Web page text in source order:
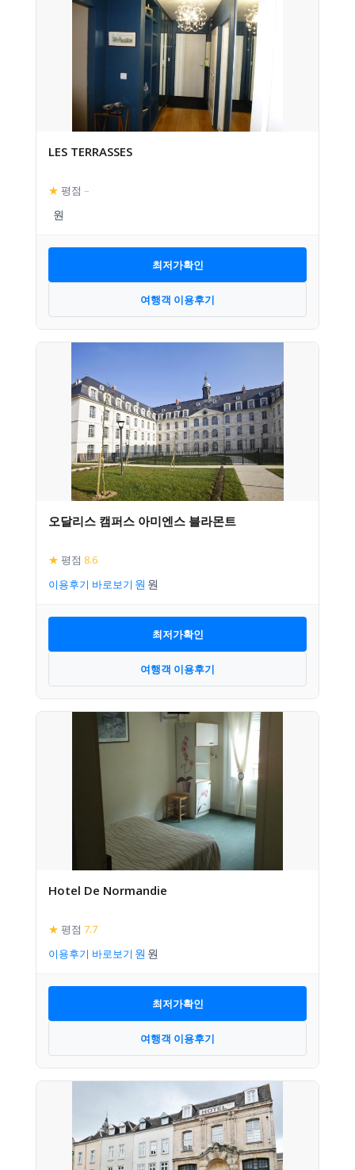
LES TERRASSES
★ 평점 –
최저가확인
여행객 이용후기
오달리스 캠퍼스 아미엔스 블라몬트
★ 평점 8.6
이용후기 바로보기
최저가확인
여행객 이용후기
Hotel De Normandie
★ 평점 7.7
이용후기 바로보기
최저가확인
여행객 이용후기